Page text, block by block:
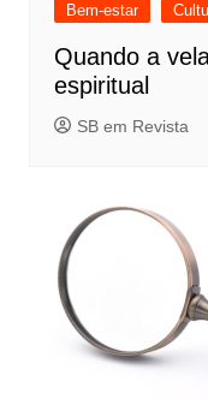
Bem-estar
Quando a
espiritual
SB em Revista